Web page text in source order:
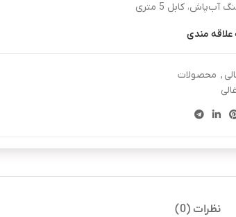
علاقه مندی
, محصولات
نظرات (0)